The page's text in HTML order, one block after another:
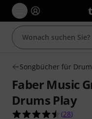
Songbücher für
Faber Music
Drums Play
4.5 von
(28)